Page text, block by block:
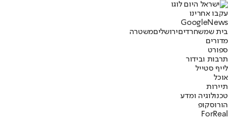
עקבו אחרינו
Googl eNews
בית שמשחרדיםירושליםמשטרה
מדורים
ספורט
תרבות ובידור
לייף סטייל
אוכל
תיירות
טכנולוגיה ומדע
הורוסקופ
ForReal